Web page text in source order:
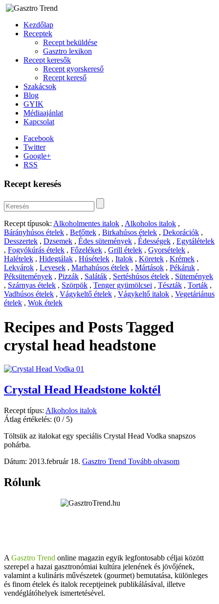
Kezdőlap
Receptek
Recept beküldése
Gasztro lexikon
Recept keresők
Recept gyorskereső
Recept kereső
Szakácsok
Blog
GYIK
Médiaajánlat
Kapcsolat
Facebook
Twitter
Google+
RSS
Recept keresés
Recept típusok: Alkoholmentes italok , Alkoholos italok ,
Bárányhúsos ételek , Befőttek , Birkahúsos ételek , Dekorációk ,
Desszertek , Dzsemek , Édes sütemények , Édességek , Egytálételek
, Fogyókúrás ételek , Főzelékek , Grill ételek , Gyorsételek ,
Halételek , Hidegtálak , Húsételek , Italok , Köretek , Krémek ,
Lekvárok , Levesek , Marhahúsos ételek , Mártások , Pékáruk ,
Péksütemények , Pizzák , Saláták , Sertéshúsos ételek , Sütemények
, Szárnyas ételek , Szörpök , Tenger gyümölcsei , Tészták , Torták ,
Vadhúsos ételek , Vágykeltő ételek , Vágykeltő italok , Vegetáriánus
ételek , Wok ételek
Recipes and Posts Tagged
crystal head headstone
Crystal Head Headstone koktél
Recept típus: Alkoholos italok
Átlag értékelés: (0 / 5)
Töltsük az italokat egy speciális Crystal Head Vodka snapszos
pohárba.
Dátum: 2013.február 18. Gasztro Trend Tovább olvasom
Rólunk
A Gasztro Trend online magazin egyik legfontosabb céljai között
szerepel a hazai gasztronómiai kultúra jelenének és jövőjének,
valamint a kulináris művészetek (gourmet) bemutatása, különleges
és finom ételek és italok receptjeinek publikálásával, illetve
vendéglátóhelyek ismertetésével.